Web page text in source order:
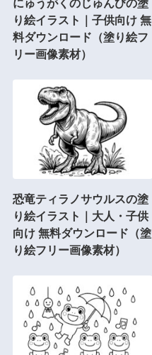
にゅうがくのじゅんびの塗
り絵イラスト｜子供向け 無
料ダウンロード（塗り絵フ
リー画像素材）
恐竜ティラノサウルスの塗
り絵イラスト｜大人・子供
向け 無料ダウンロード（塗
り絵フリー画像素材）